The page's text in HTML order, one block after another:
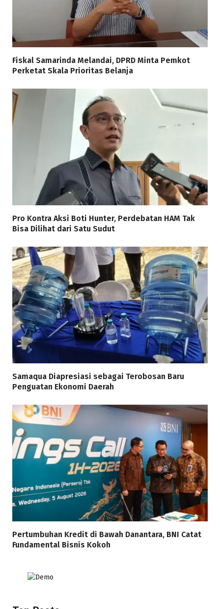
Fiskal Samarinda Melandai, DPRD Minta Pemkot
Perketat Skala Prioritas Belanja
Pro Kontra Aksi Boti Hunter, Perdebatan HAM Tak
Bisa Dilihat dari Satu Sudut
Samaqua Diapresiasi sebagai Terobosan Baru
Penguatan Ekonomi Daerah
Pertumbuhan Kredit di Bawah Danantara, BNI Catat
Fundamental Bisnis Kokoh